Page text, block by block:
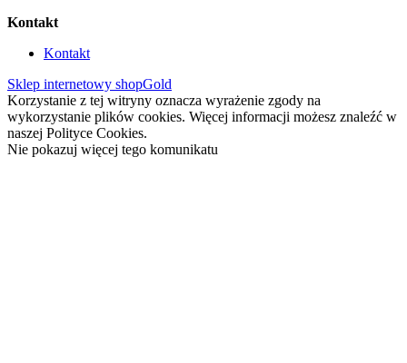
Kontakt
Kontakt
Sklep internetowy shopGold
Korzystanie z tej witryny oznacza wyrażenie zgody na
wykorzystanie plików cookies. Więcej informacji możesz znaleźć w
naszej Polityce Cookies.
Nie pokazuj więcej tego komunikatu